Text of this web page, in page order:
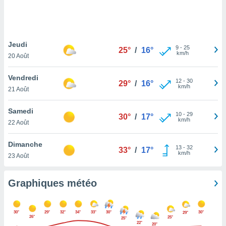
pas
de
à
cas,
que
sur le
que
ne
Jeudi
20 Août
25° / 16° 9- 25
km/h
Vendredi
21 Août
29° / 16° 12- 30
km/h
Samedi
22 Août
30° / 17° 10- 29
km/h
Dimanche
23 Août
33° / 17° 13- 32
km/h
Graphiques météo
30°
26°
29° 32° 34° 33°
30°
25°
22°
20°
25°
29° 30°